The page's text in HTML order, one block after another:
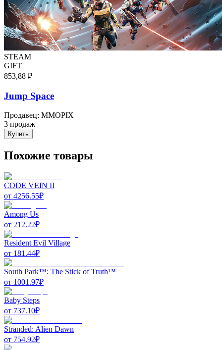
STEAM
GIFT
853,88 ₽
Jump Space
Продавец: MMOPIX
3 продаж
Купить
Похожие товары
CODE VEIN II
от 4256.55₽
Among Us
от 212.22₽
Resident Evil Village
от 181.44₽
South Park™: The Stick of Truth™
от 1001.97₽
Baby Steps
от 737.10₽
Stranded: Alien Dawn
от 754.92₽